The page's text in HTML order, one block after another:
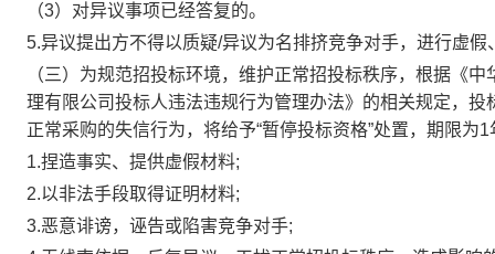
（3）对异议事项已经答复的。
5.异议提出方不得以质疑/异议为名排挤竞争对手，进行虚
（三）为规范招投标环境，维护正常招投标秩序，根据《
理有限公司投标人违法违规行为管理办法》的相关规定，
正常采购的失信行为，将给予“暂停投标资格”处置，期限为1
1.捏造事实、提供虚假材料;
2.以非法手段取得证明材料;
3.恶意诽谤，诬告或陷害竞争对手;